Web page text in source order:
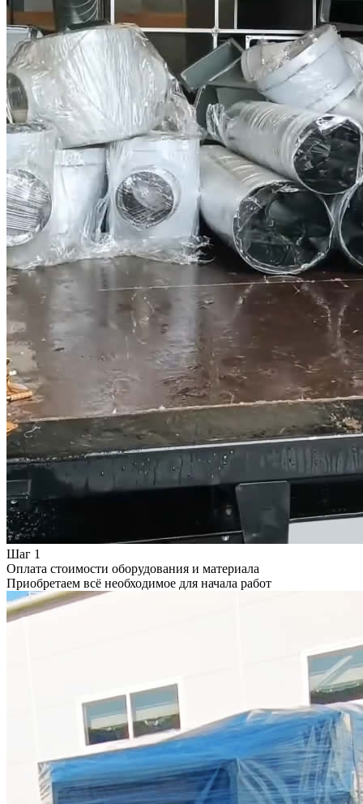
Шаг 1
Оплата стоимости оборудования и материала
Приобретаем всё необходимое для начала работ